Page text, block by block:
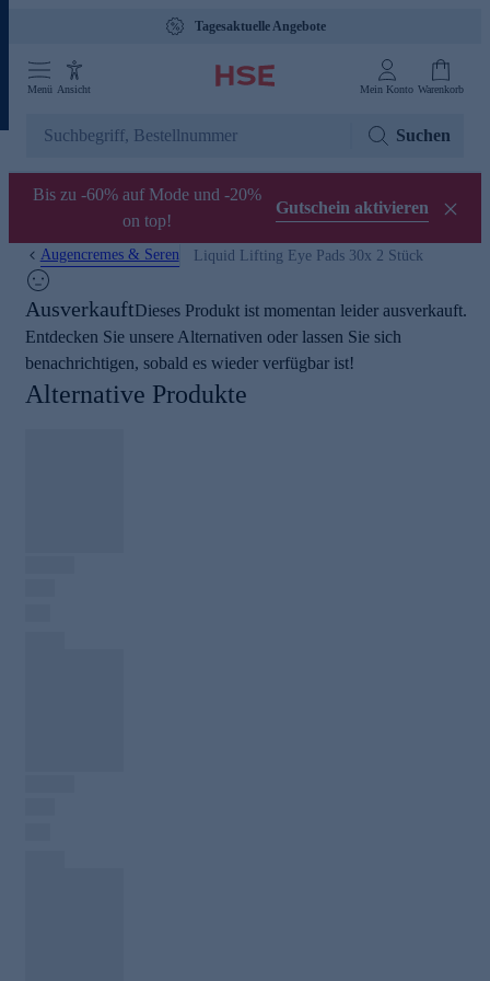
Tagesaktuelle Angebote
Menü Ansicht Mein Konto Warenkorb
Suchen
Bis zu -60% auf Mode und -20%
on top!
Gutschein aktivieren
Augencremes & Seren Liquid Lifting Eye Pads 30x 2 Stück
AusverkauftDieses Produkt ist momentan leider ausverkauft.
Entdecken Sie unsere Alternativen oder lassen Sie sich
benachrichtigen, sobald es wieder verfügbar ist!
Alternative Produkte